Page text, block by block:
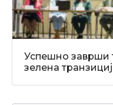
Успешно заврши
зелена